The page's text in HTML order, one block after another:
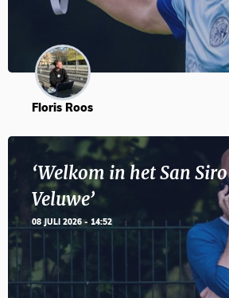
Floris Roos
‘Welkom in het San
Veluwe’
08 JULI 2026 - 14:52